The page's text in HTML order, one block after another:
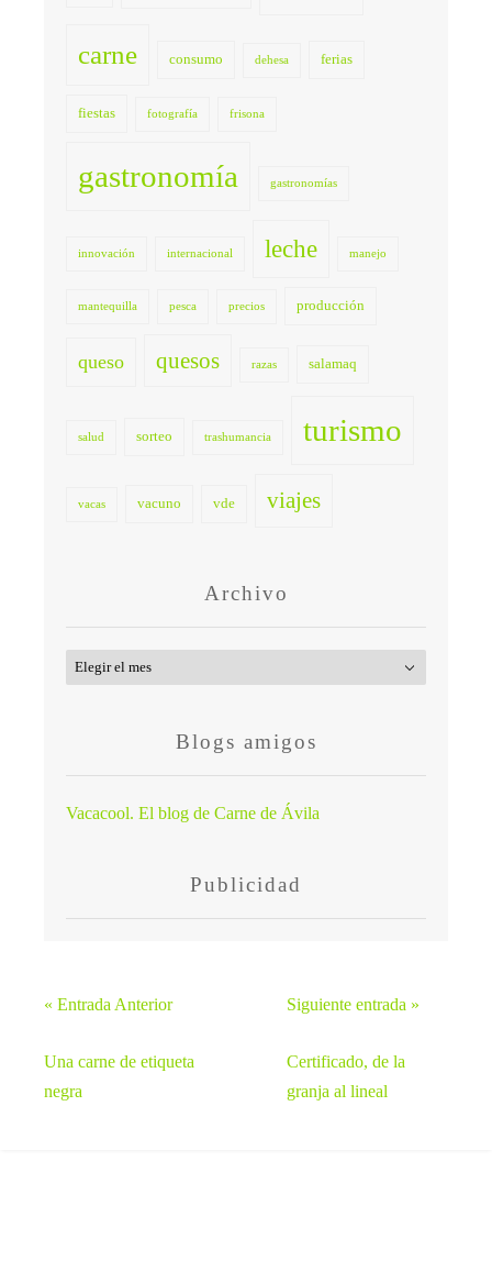
carne consumo dehesa ferias
fiestas fotografía frisona
gastronomía gastronomías
innovación internacional leche manejo
mantequilla pesca precios producción
queso quesos razas salamaq
salud sorteo trashumancia turismo
vacas vacuno vde viajes
Archivo
Archivo
Blogs amigos
Vacacool. El blog de Carne de Ávila
Publicidad
« Entrada Anterior
Una carne de etiqueta
negra
Siguiente entrada »
Certificado, de la
granja al lineal